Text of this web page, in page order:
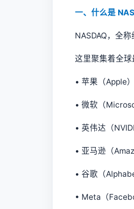
一、什么是
NASDAQ，全
这里聚集着全球
• 苹果（Apple）
• 微软（
• 英伟达（
• 亚马逊（
• 谷歌（
• Meta（